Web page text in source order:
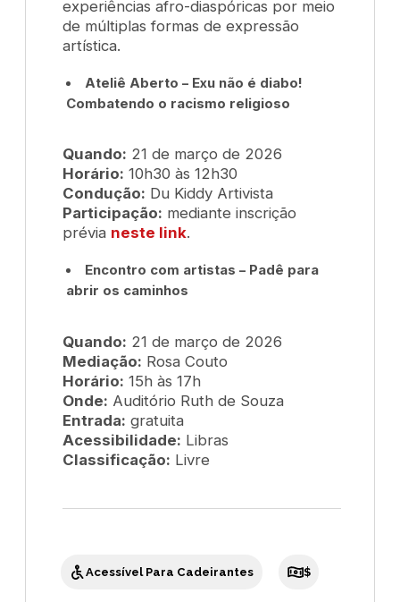
experiências afro-diaspóricas por meio
de múltiplas formas de expressão
artística.
Ateliê Aberto – Exu não é diabo!
Combatendo o racismo religioso
Quando: 21 de março de 2026
Horário: 10h30 às 12h30
Condução: Du Kiddy Artivista
Participação: mediante inscrição
prévia neste link.
Encontro com artistas – Padê para
abrir os caminhos
Quando: 21 de março de 2026
Mediação: Rosa Couto
Horário: 15h às 17h
Onde: Auditório Ruth de Souza
Entrada: gratuita
Acessibilidade: Libras
Classificação: Livre
Acessível Para Cadeirantes $